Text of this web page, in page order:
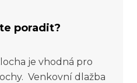
poradit?
je vhodná pro
Venkovní dlažba